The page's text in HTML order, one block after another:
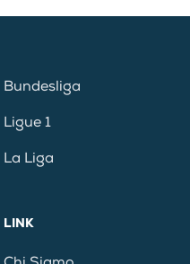
Bundesliga
Ligue 1
La Liga
LINK